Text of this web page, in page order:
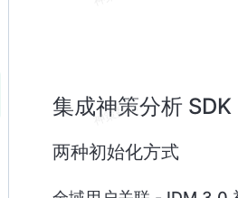
集成神策分析 SDK
两种初始化方式